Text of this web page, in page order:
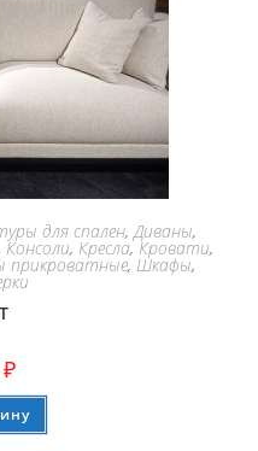
для спален, Диваны,
Консоли, Кресла, Кровати,
прикроватные, Шкафы,
₽